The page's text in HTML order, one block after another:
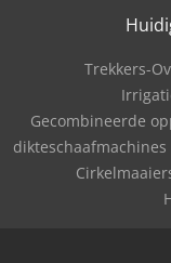
Trekkers-
Gecombineerde
dikteschaafmachines